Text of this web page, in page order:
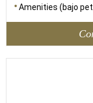
Amenities (bajo